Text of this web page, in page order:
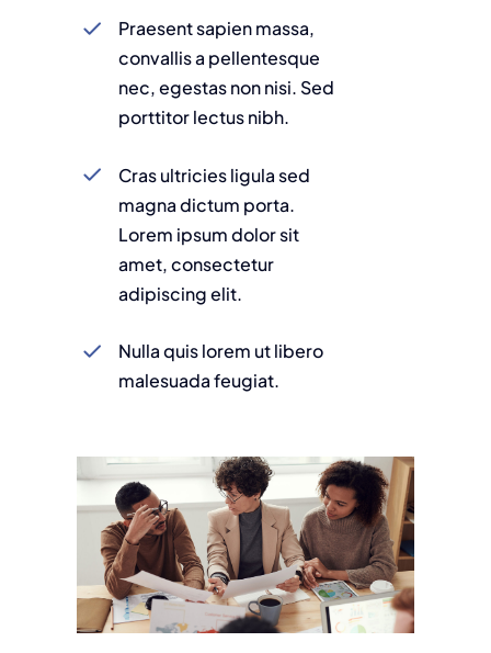
Praesent sapien massa,
convallis a pellentesque
nec, egestas non nisi. Sed
porttitor lectus nibh.
Cras ultricies ligula sed
magna dictum porta.
Lorem ipsum dolor sit
amet, consectetur
adipiscing elit.
Nulla quis lorem ut libero
malesuada feugiat.